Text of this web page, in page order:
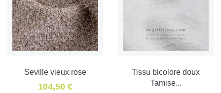
Seville vieux rose
104,50 €
Tissu bicolore doux
Tamise...